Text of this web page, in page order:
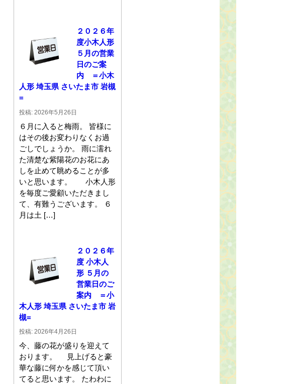
２０２６年
度小木人形
５月の営業
日のご案
内 ＝小木
人形 埼玉県 さいたま市 岩槻
=
投稿: 2026年5月26日
６月に入ると梅雨。 皆様に
はその後お変わりなくお過
ごしでしょうか。 雨に濡れ
た清楚な紫陽花のお花にあ
しを止めて眺めることが多
いと思います。 小木人形
を毎度ご愛顧いただきまし
て、有難うございます。 ６
月は土 […]
２０２６年
度 小木人
形 ５月の
営業日のご
案内 ＝小
木人形 埼玉県 さいたま市 岩
槻=
投稿: 2026年4月26日
今、藤の花が盛りを迎えて
おります。 見上げると豪
華な藤に何かを感じて頂い
てると思います。 たわわに